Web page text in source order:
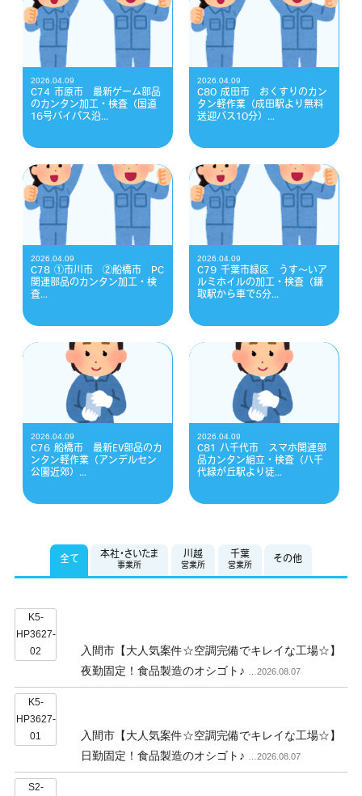
2026.04.09
C74 市原市 最新ゲーム部品
のカンタン加工・検査（国道
16号バイパス沿...
2026.04.09
C80 成田市 おくすりのカン
タン軽作業（成田駅より無料
送迎バス10分）...
2026.04.09
C78 ①市川市 ②船橋市 PC
関連部品のカンタン加工・検
査...
2026.04.09
C79 千葉市緑区 うす～いア
ルミホイルの加工・検査（鎌
取駅から車で5分...
2026.04.09
C76 船橋市 最新EV部品のカ
ンタン軽作業（アンデルセン
公園近郊）...
2026.04.09
C81 八千代市 スマホ関連部
品カンタン組立・検査（八千
代緑が丘駅より徒...
全て
本社・さいたま
事業所
川越
営業所
千葉
営業所
その他
K5-
HP3627-
02
入間市【大人気案件☆空調完備でキレイな工場☆】
夜勤固定！食品製造のオシゴト♪
…2026.08.07
K5-
HP3627-
01
入間市【大人気案件☆空調完備でキレイな工場☆】
日勤固定！食品製造のオシゴト♪
…2026.08.07
S2-